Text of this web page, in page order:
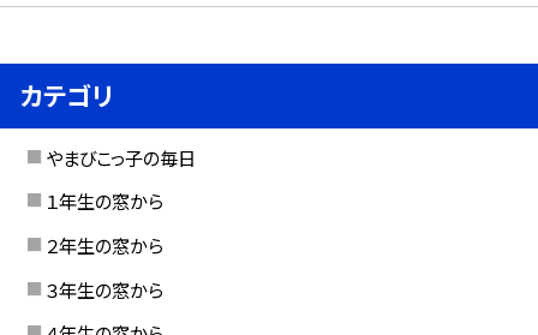
カテゴリ
やまびこっ子の毎日
１年生の窓から
２年生の窓から
３年生の窓から